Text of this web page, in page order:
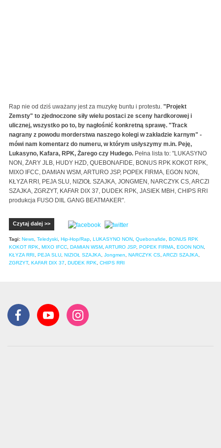
Rap nie od dziś uważany jest za muzykę buntu i protestu. "Projekt
Zemsty" to zjednoczone siły wielu postaci ze sceny hardkorowej i
ulicznej, wszystko po to, by nagłośnić konkretną sprawę. "Track
nagrany z powodu morderstwa naszego kolegi w zakładzie karnym" -
mówi nam komentarz do numeru, w którym usłyszymy m.in. Peję,
Lukasyno, Kafara, RPK, Żarego czy Hudego. Pełna lista to: "LUKASYNO
NON, ŻARY JLB, HUDY HZD, QUEBONAFIDE, BONUS RPK KOKOT RPK,
MIXO IFCC, DAMIAN WSM, ARTURO JSP, POPEK FIRMA, EGON NON,
KŁYZA RRI, PEJA SLU, NIZIOŁ SZAJKA, JONGMEN, NARCZYK CS, ARCZI
SZAJKA, ZGRZYT, KAFAR DIX 37, DUDEK RPK, JASIEK MBH, CHIPS RRI
produkcja FUSO DIIL GANG BEATMAKER".
Czytaj dalej >>
Tagi: News, Teledyski, Hip-Hop/Rap, LUKASYNO NON, Quebonafide, BONUS RPK
KOKOT RPK, MIXO IFCC, DAMIAN WSM, ARTURO JSP, POPEK FIRMA, EGON NON,
KŁYZA RRI , PEJA SLU, NIZIOŁ SZAJKA, Jongmen, NARCZYK CS, ARCZI SZAJKA,
ZGRZYT, KAFAR DIX 37, DUDEK RPK, CHIPS RRI